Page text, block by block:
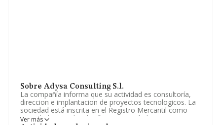
Sobre Adysa Consulting S.l.
La compañía informa que su actividad es consultoría,
direccion e implantacion de proyectos tecnologicos. La
sociedad está inscrita en el Registro Mercantil como
Sociedad Limitada. Clasifica su actividad CNAE como
Ver más